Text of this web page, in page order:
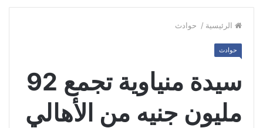
الرئيسية / حوادث
حوادث
سيدة منياوية تجمع 92
مليون جنيه من الأهالي